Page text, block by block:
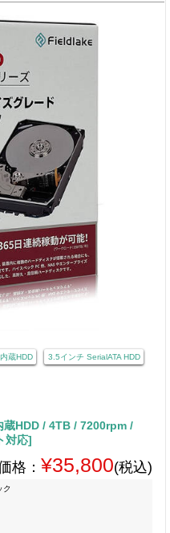
内蔵HDD 3.5インチ SerialATA HDD
HDD / 4TB / 7200rpm /
対応]
格： ¥35,800(税込)
ク